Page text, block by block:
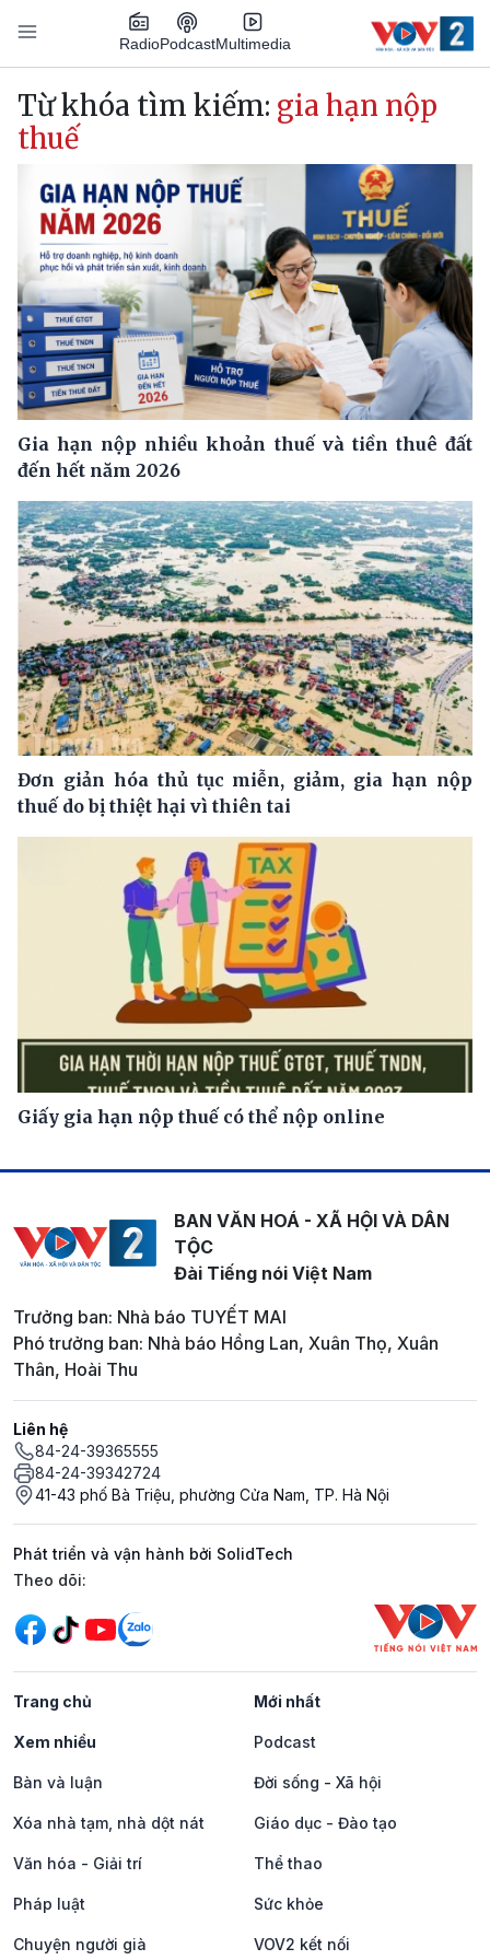
Nhảy đến nội dung
RadioPodcastMultimedia
Main navigation
Từ khóa tìm kiếm: gia hạn nộp
thuế
Gia hạn nộp nhiều khoản thuế và tiền thuê đất
đến hết năm 2026
Đơn giản hóa thủ tục miễn, giảm, gia hạn nộp
thuế do bị thiệt hại vì thiên tai
Giấy gia hạn nộp thuế có thể nộp online
BAN VĂN HOÁ - XÃ HỘI VÀ DÂN
TỘC
Đài Tiếng nói Việt Nam
Trưởng ban: Nhà báo TUYẾT MAI
Phó trưởng ban: Nhà báo Hồng Lan, Xuân Thọ, Xuân
Thân, Hoài Thu
Liên hệ
84-24-39365555
84-24-39342724
41-43 phố Bà Triệu, phường Cửa Nam, TP. Hà Nội
Phát triển và vận hành bởi SolidTech
Mạng xã hội
Theo dõi:
Trang chủ Mới nhất
Xem nhiều Podcast
Bàn và luận Đời sống - Xã hội
Xóa nhà tạm, nhà dột nát Giáo dục - Đào tạo
Văn hóa - Giải trí Thể thao
Pháp luật Sức khỏe
Chuyện người già VOV2 kết nối